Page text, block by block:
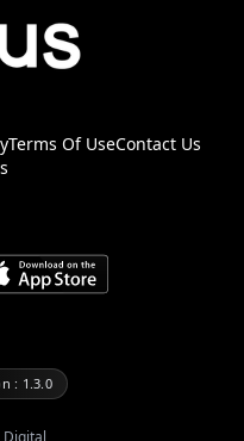
Terms Of UseContact Us
: 1.3.0